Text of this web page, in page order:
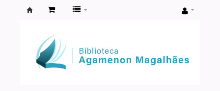
Agamenon
Magalhães